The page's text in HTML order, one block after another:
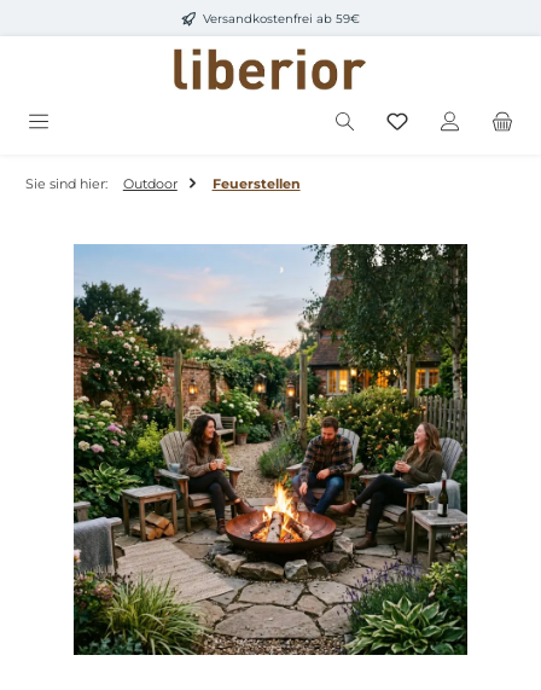
Zum Hauptinhalt springenVersandkostenfrei ab 59€
Sie sind hier: Outdoor Feuerstellen